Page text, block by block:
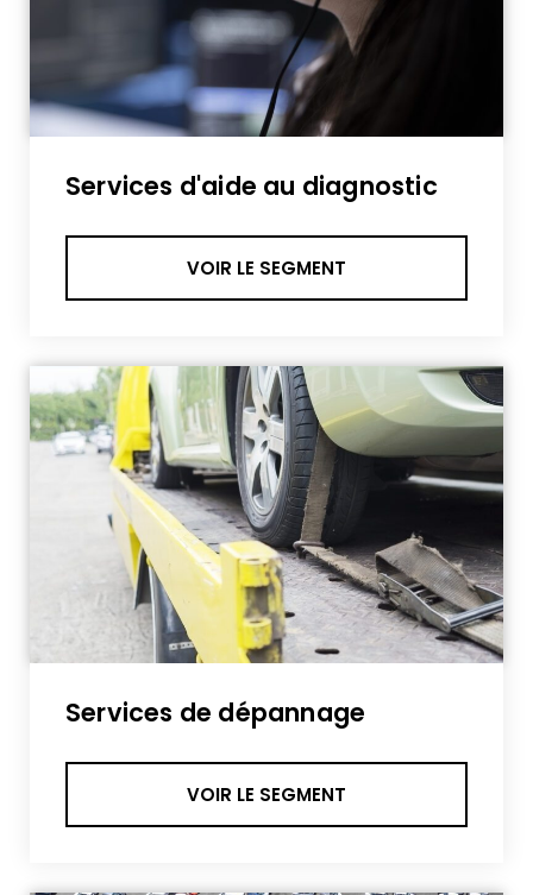
Services d'aide au diagnostic
VOIR LE SEGMENT
Services de dépannage
VOIR LE SEGMENT